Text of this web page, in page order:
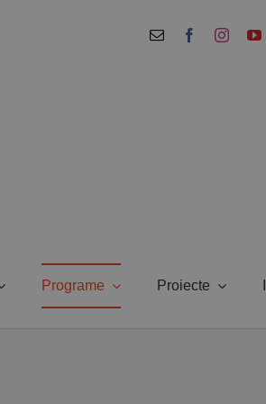
Programe Proiecte